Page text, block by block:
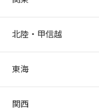
北陸・甲信越
東海
関西